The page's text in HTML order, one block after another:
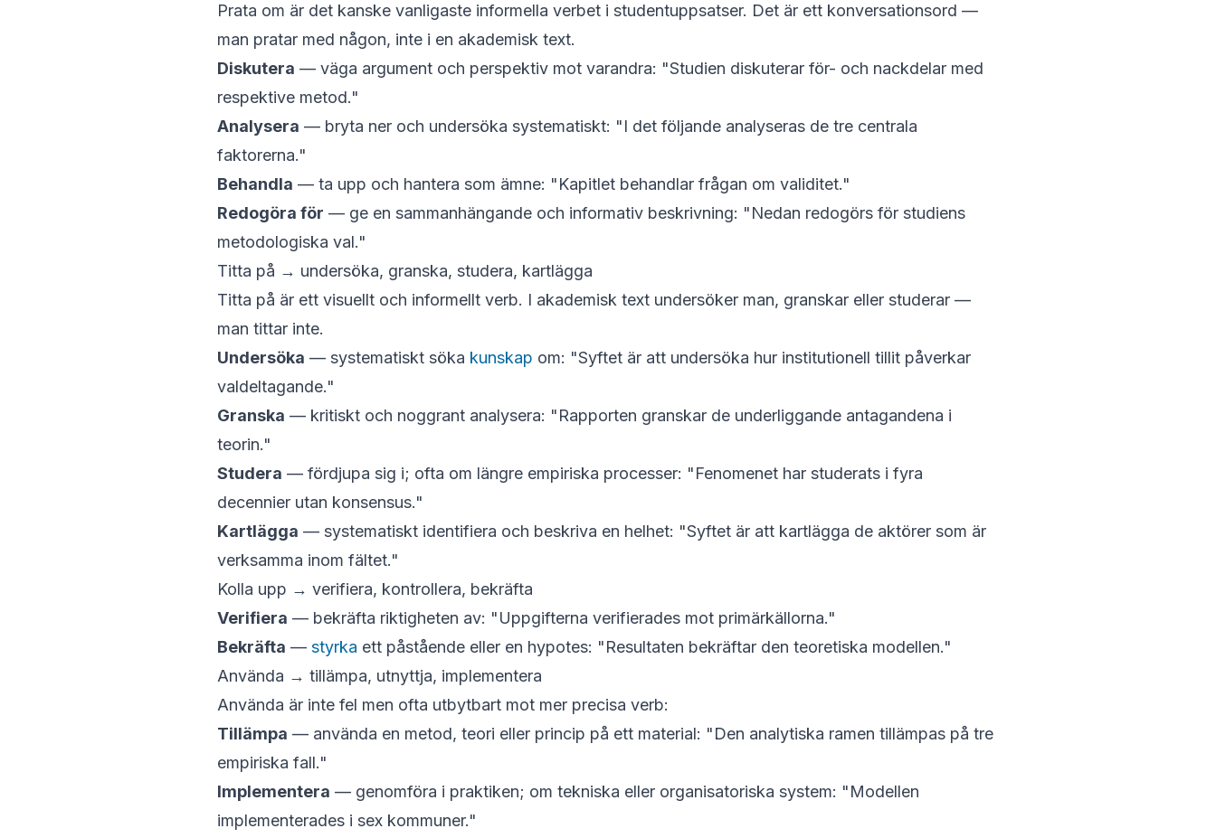
Prata om är det kanske vanligaste informella verbet i studentuppsatser. Det är ett konversationsord —
man pratar med någon, inte i en akademisk text.
Diskutera — väga argument och perspektiv mot varandra: "Studien diskuterar för- och nackdelar med
respektive metod."
Analysera — bryta ner och undersöka systematiskt: "I det följande analyseras de tre centrala
faktorerna."
Behandla — ta upp och hantera som ämne: "Kapitlet behandlar frågan om validitet."
Redogöra för — ge en sammanhängande och informativ beskrivning: "Nedan redogörs för studiens
metodologiska val."
Titta på → undersöka, granska, studera, kartlägga
Titta på är ett visuellt och informellt verb. I akademisk text undersöker man, granskar eller studerar —
man tittar inte.
Undersöka — systematiskt söka kunskap om: "Syftet är att undersöka hur institutionell tillit påverkar
valdeltagande."
Granska — kritiskt och noggrant analysera: "Rapporten granskar de underliggande antagandena i
teorin."
Studera — fördjupa sig i; ofta om längre empiriska processer: "Fenomenet har studerats i fyra
decennier utan konsensus."
Kartlägga — systematiskt identifiera och beskriva en helhet: "Syftet är att kartlägga de aktörer som är
verksamma inom fältet."
Kolla upp → verifiera, kontrollera, bekräfta
Verifiera — bekräfta riktigheten av: "Uppgifterna verifierades mot primärkällorna."
Bekräfta — styrka ett påstående eller en hypotes: "Resultaten bekräftar den teoretiska modellen."
Använda → tillämpa, utnyttja, implementera
Använda är inte fel men ofta utbytbart mot mer precisa verb:
Tillämpa — använda en metod, teori eller princip på ett material: "Den analytiska ramen tillämpas på tre
empiriska fall."
Implementera — genomföra i praktiken; om tekniska eller organisatoriska system: "Modellen
implementerades i sex kommuner."